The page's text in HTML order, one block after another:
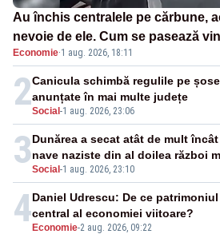
Au închis centralele pe cărbune,
nevoie de ele. Cum se pasează
energetică
Economie·1 aug. 2026, 18:11
2Social-1 aug. 2026, 23:06
Canicula schimbă regulile pe
anunțate în mai multe județe
3Social-1 aug. 2026, 23:10
Dunărea a secat atât de mult
nave naziste din al doilea război
4Economie-2 aug. 2026, 09:22
Daniel Udrescu: De ce
central al economiei viitoare?